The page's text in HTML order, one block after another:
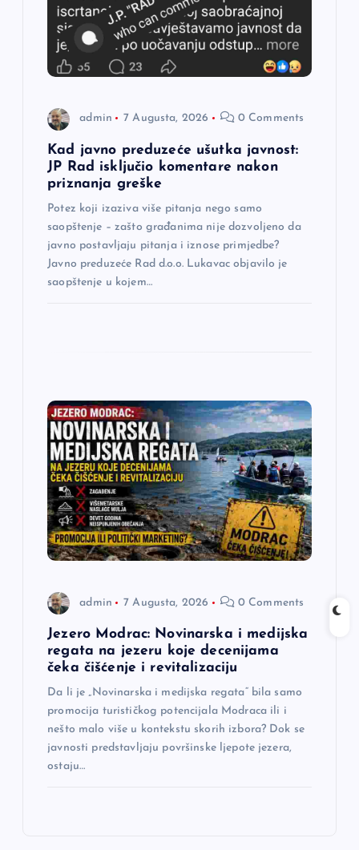
admin 7 Augusta, 2026 0 Comments
Kad javno preduzeće ušutka javnost:
JP Rad isključio komentare nakon
priznanja greške
Potez koji izaziva više pitanja nego samo
saopštenje – zašto građanima nije dozvoljeno da
javno postavljaju pitanja i iznose primjedbe?
Javno preduzeće Rad d.o.o. Lukavac objavilo je
saopštenje u kojem…
admin 7 Augusta, 2026 0 Comments
Jezero Modrac: Novinarska i medijska
regata na jezeru koje decenijama
čeka čišćenje i revitalizaciju
Da li je „Novinarska i medijska regata“ bila samo
promocija turističkog potencijala Modraca ili i
nešto malo više u kontekstu skorih izbora? Dok se
javnosti predstavljaju površinske ljepote jezera,
ostaju…